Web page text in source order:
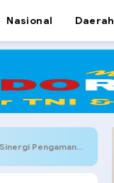
Nasional Daerah
Wilayah Bekasi Selatan